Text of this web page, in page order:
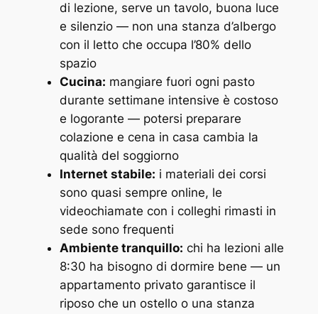
di lezione, serve un tavolo, buona luce
e silenzio — non una stanza d’albergo
con il letto che occupa l’80% dello
spazio
Cucina: mangiare fuori ogni pasto
durante settimane intensive è costoso
e logorante — potersi preparare
colazione e cena in casa cambia la
qualità del soggiorno
Internet stabile: i materiali dei corsi
sono quasi sempre online, le
videochiamate con i colleghi rimasti in
sede sono frequenti
Ambiente tranquillo: chi ha lezioni alle
8:30 ha bisogno di dormire bene — un
appartamento privato garantisce il
riposo che un ostello o una stanza